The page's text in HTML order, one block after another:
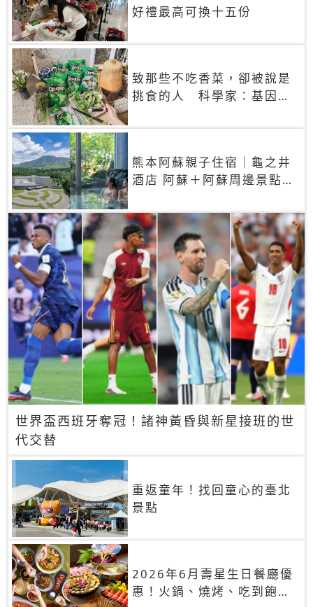
好禮最高可換十五份
致那些不吃香菜，卻被說是
挑食的人 科學家：基因決
熊本阿蘇親子住宿｜龜之井
酒店 阿蘇＋阿蘇周邊景點一
世界盃西班牙奪冠！諸神黃昏與新星接班的世
代交替
重返童年！找回童心的臺北
景點
2026年6月壽星生日餐廳優
惠！火鍋、燒烤、吃到飽，